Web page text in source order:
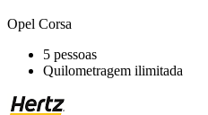
Opel Corsa
5 pessoas
Quilometragem ilimitada